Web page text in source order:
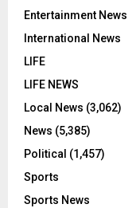
Entertainment News
International News
LIFE
LIFE NEWS
Local News (3,062)
News (5,385)
Political (1,457)
Sports
Sports News